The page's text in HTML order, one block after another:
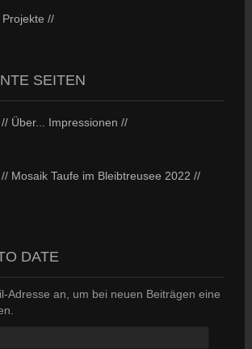
//
SEITEN
// Über... Impressionen //
// Mosaik Taufe im Bleibtreusee 2022 //
DATE
Adresse an, um bei neuen Beiträgen eine